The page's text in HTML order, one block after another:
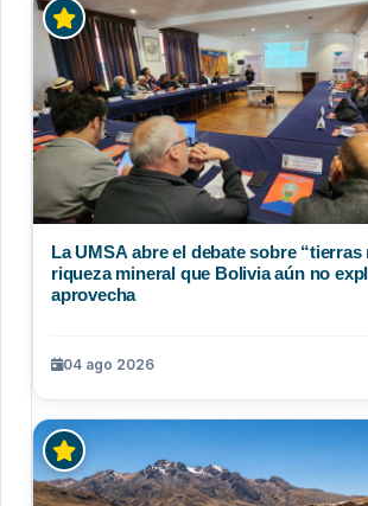
La UMSA abre el debate sobre “tierras
riqueza mineral que Bolivia aún no
aprovecha
04 ago 2026